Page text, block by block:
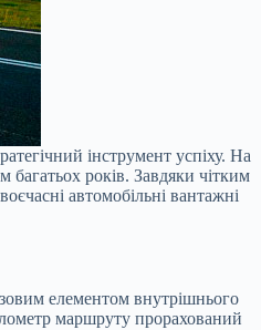
інструмент успіху. На
багатьох років. Завдяки чітким
автомобільні вантажні
елементом внутрішнього
маршруту прорахований